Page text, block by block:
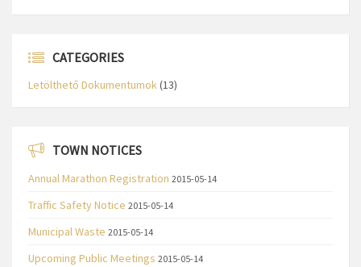
CATEGORIES
Letölthető Dokumentumok(13)
TOWN NOTICES
Annual Marathon Registration 2015-05-14
Traffic Safety Notice 2015-05-14
Municipal Waste 2015-05-14
Upcoming Public Meetings 2015-05-14